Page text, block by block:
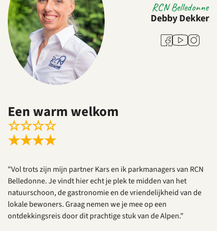
RCN Belledonne
Debby Dekker
Facebook
Youtube
Een warm welkom
☆☆☆☆
★★★★
"Vol trots zijn mijn partner Kars en ik parkmanagers van RCN
Belledonne. Je vindt hier echt je plek te midden van het
natuurschoon, de gastronomie en de vriendelijkheid van de
lokale bewoners. Graag nemen we je mee op een
ontdekkingsreis door dit prachtige stuk van de Alpen."